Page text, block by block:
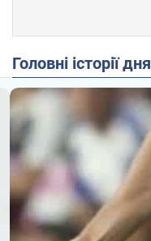
Головні історії дня